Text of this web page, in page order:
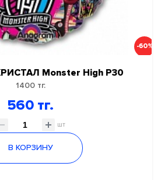
-60%
Monster High Р30
1400 тг.
560 тг.
шт
В КОРЗИНУ